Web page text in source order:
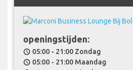
openingstijden:
schedule 05:00 - 21:00 Zondag
schedule 05:00 - 21:00 Maandag